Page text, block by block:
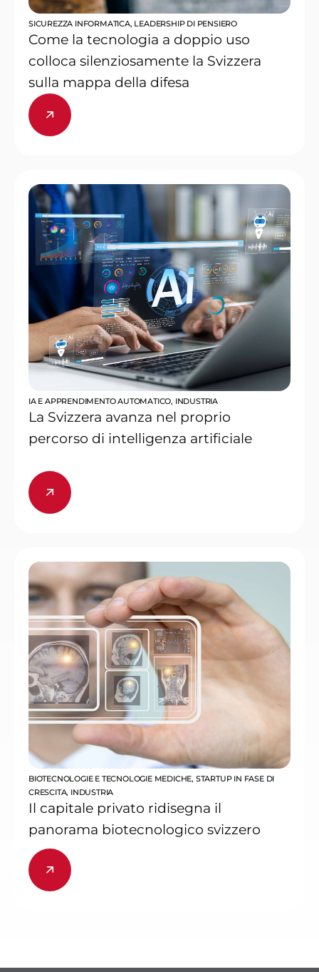
SICUREZZA INFORMATICA, LEADERSHIP DI PENSIERO
Come la tecnologia a doppio uso
colloca silenziosamente la Svizzera
sulla mappa della difesa
IA E APPRENDIMENTO AUTOMATICO, INDUSTRIA
La Svizzera avanza nel proprio
percorso di intelligenza artificiale
BIOTECNOLOGIE E TECNOLOGIE MEDICHE, STARTUP IN FASE DI
CRESCITA, INDUSTRIA
Il capitale privato ridisegna il
panorama biotecnologico svizzero